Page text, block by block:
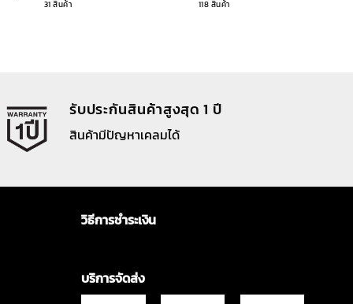
31 สินค้า 118 สินค้า
รับประกันสินค้าสูงสุด 1 ปี
สินค้ามีปัญหาเคลมได้
วิธีการชำระเงิน
บริการจัดส่ง